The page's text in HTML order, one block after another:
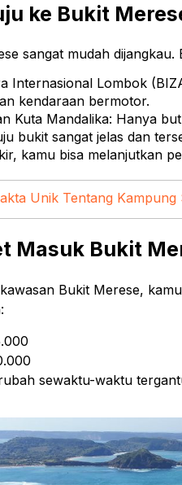
ke Bukit
sangat mudah
Internasional Lombok
kendaraan bermotor.
Kuta Mandalika: Hanya
bukit sangat jelas dan
kamu bisa melanjutkan
Unik Tentang Kampung
Masuk Bukit
Bukit Merese,
sewaktu-waktu